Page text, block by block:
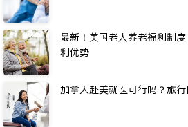
最新！美国老人养老福利制
利优势
加拿大赴美就医可行吗？旅